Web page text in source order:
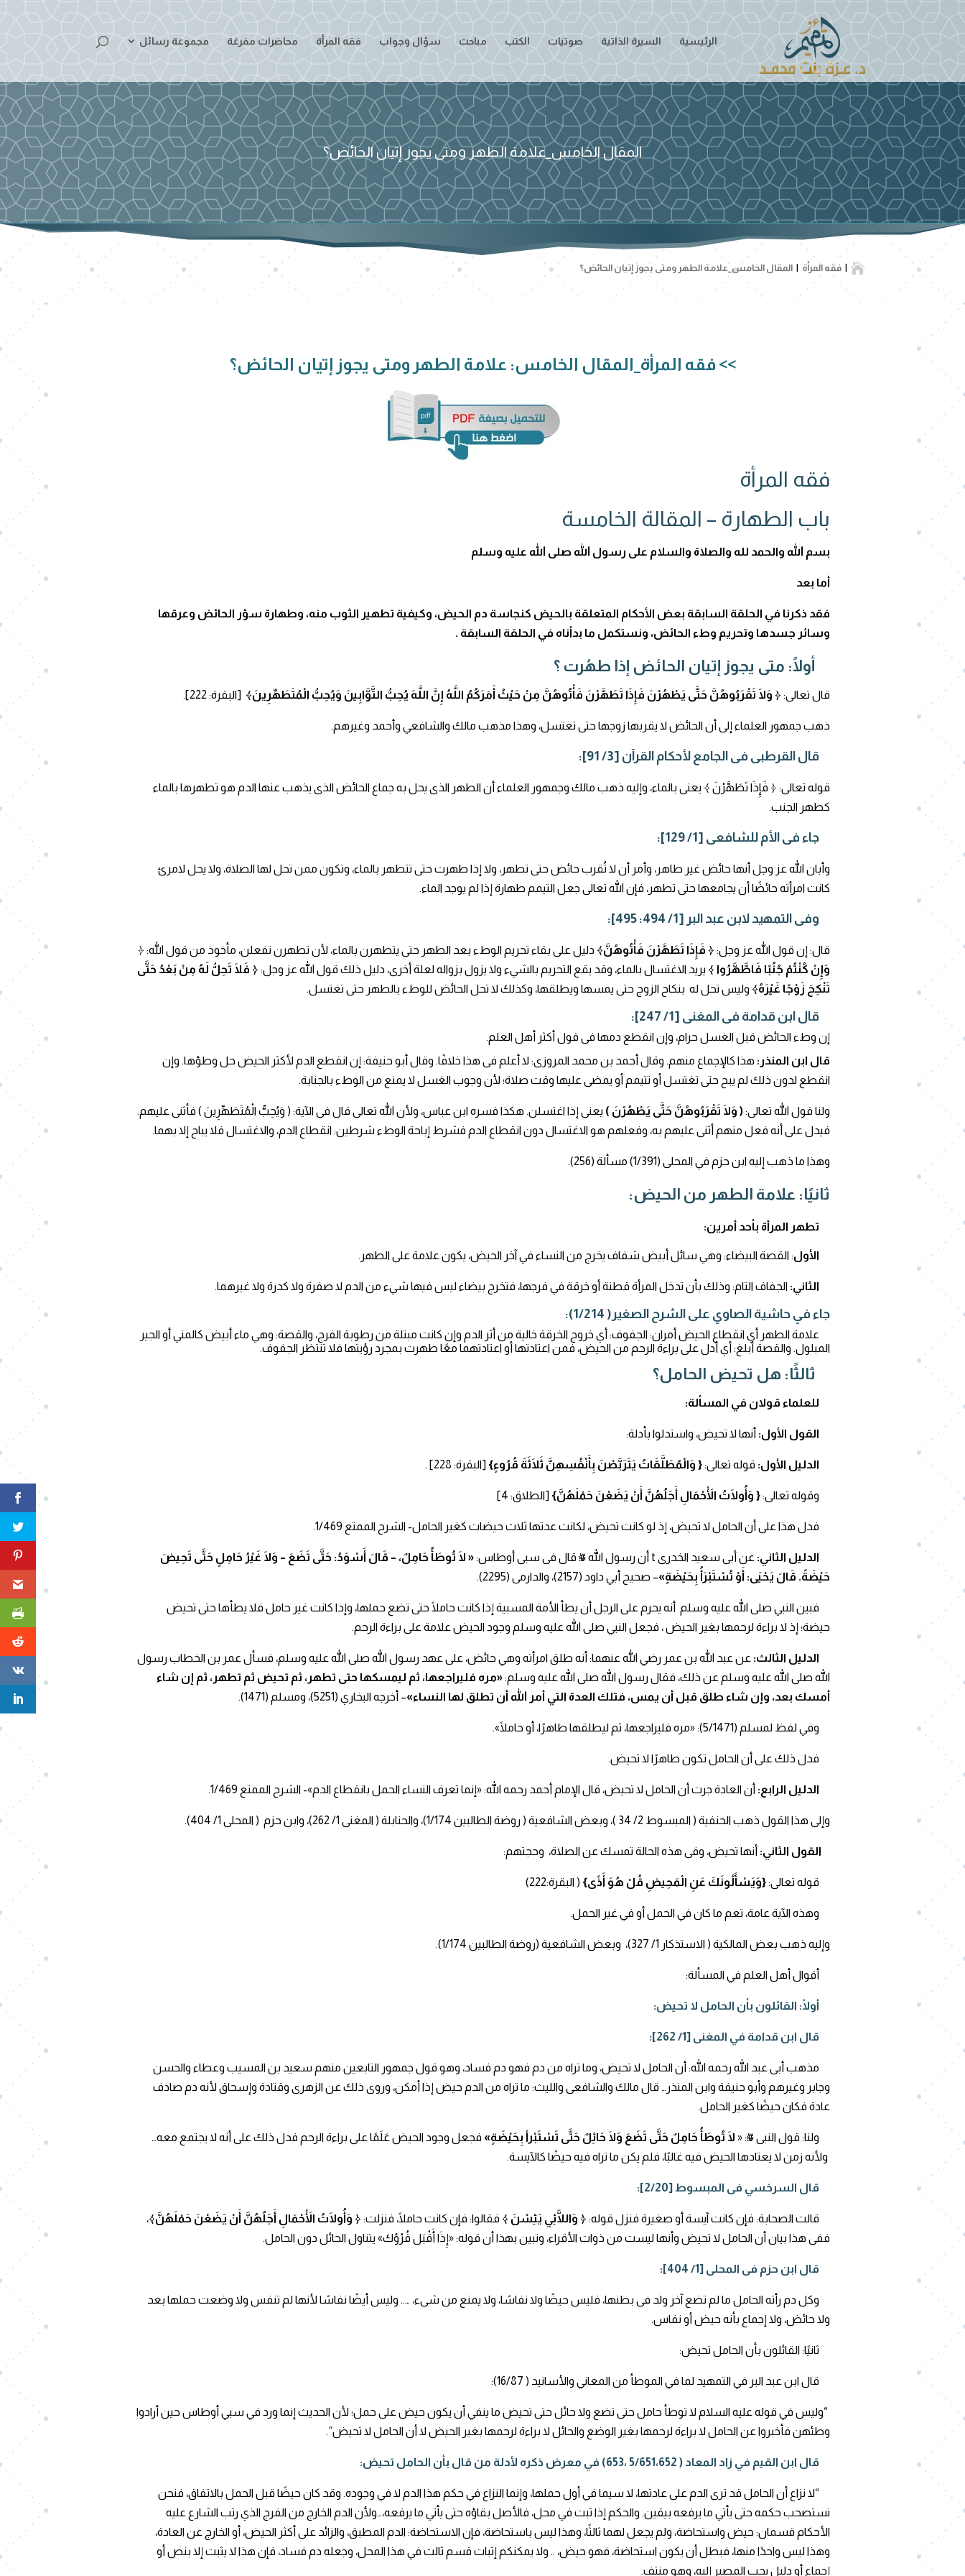
الرئيسية السيرة الذاتية صوتيات الكتب مباحث سؤال وجواب فقه المرأة محاضرات مفرغة مجموعة رسائل
المقال الخامس_علامة الطهر ومتى يجوز إتيان الحائض؟
 فقه المرأة المقال الخامس_علامة الطهر ومتى يجوز إتيان الحائض؟
>> فقه المرأة_المقال الخامس: علامة الطهر ومتى يجوز إتيان الحائض؟
فقه المرأة
باب الطهارة – المقالة الخامسة
بسم الله والحمد لله والصلاة والسلام على رسول الله صلى الله عليه وسلم
أما بعد
فقد ذكرنا في الحلقة السابقة بعض الأحكام المتعلقة بالحيض كنجاسة دم الحيض، وكيفية تطهير الثوب منه، وطهارة سؤر الحائض وعرقها
وسائر جسدها وتحريم وطء الحائض، ونستكمل ما بدأناه في الحلقة السابقة .
أولًا: متى يجوز إتيان الحائض إذا طهُرت ؟
قال تعالى:﴿ وَلَا تَقْرَبُوهُنَّ حَتَّى يَطْهُرْنَ فَإِذَا تَطَهَّرْنَ فَأْتُوهُنَّ مِنْ حَيْثُ أَمَرَكُمُ اللَّهُ إِنَّ اللَّهَ يُحِبُّ التَّوَّابِينَ وَيُحِبُّ الْمُتَطَهِّرِينَ﴾ [البقرة: 222].
ذهب جمهور العلماء إلى أن الحائض لا يقربها زوجها حتى تغتسل، وهذا مذهب مالك والشافعي وأحمد وغيرهم.
قال القرطبى فى الجامع لأحكام القرآن [3/ 91]:
قوله تعالى: ﴿ فَإِذَا تَطَهَّرْنَ ﴾ يعنى بالماء، وإليه ذهب مالك وجمهور العلماء أن الطهر الذى يحل به جماع الحائض الذى يذهب عنها الدم هو تطهرها بالماء
كطهر الجنب.
جاء فى الأم للشافعى [1/ 129]:
وأبان الله عز وجل أنها حائض غير طاهر، وأمر أن لا تُقرب حائض حتى تطهر، ولا إذا طهرت حتى تتطهر بالماء، وتكون ممن تحل لها الصلاة، ولا يحل لامرئ
كانت امرأته حائضًا أن يجامعها حتى تطهر، فإن الله تعالى جعل التيمم طهارة إذا لم يوجد الماء.
وفى التمهيد لابن عبد البر [1/ 494: 495]:
قال: إن قول الله عز وجل:﴿ فَإِذَا تَطَهَّرْنَ فَأْتُوهُنَّ﴾دليل على بقاء تحريم الوطء بعد الطهر حتى يتطهرن بالماء، لأن تطهرن تفعلن، مأخوذ من قول الله: ﴿
وَإِنْ كُنْتُمْ جُنُبًا فَاطَّهَّرُوا ﴾ يريد الاغتسال بالماء، وقد يقع التحريم بالشيء ولا يزول بزواله لعلة أخرى، دليل ذلك قول الله عز وجل:﴿ فَلَا تَحِلُّ لَهُ مِنْ بَعْدُ حَتَّى
تَنْكِحَ زَوْجًا غَيْرَهُ﴾ وليس تحل له بنكاح الزوج حتى يمسها ويطلقها، وكذلك لا تحل الحائض للوطء بالطهر حتى تغتسل.
قال ابن قدامة فى المغنى [1/ 247]:
إن وطء الحائض قبل الغسل حرام، وإن انقطع دمها فى قول أكثر أهل العلم.
قال ابن المنذر: هذا كالإجماع منهم. وقال أحمد بن محمد المروزى: لا أعلم فى هذا خلافًا. وقال أبو حنيفة: إن انقطع الدم لأكثر الحيض حل وطؤها. وإن
انقطع لدون ذلك لم يبح حتى تغتسل أو تتيمم أو يمضى عليها وقت صلاة؛ لأن وجوب الغسل لا يمنع من الوطء بالجنابة.
ولنا قول الله تعالى:( وَلَا تَقْرَبُوهُنَّ حَتَّى يَطْهُرْنَ ) يعنى إذا اغتسلن. هكذا فسره ابن عباس، ولأن الله تعالى قال فى الآية: ( وَيُحِبُّ الْمُتَطَهِّرِينَ ) فأثنى عليهم.
فيدل على أنه فعل منهم أثنى عليهم به، وفعلهم هو الاغتسال دون انقطاع الدم فشرط إباحة الوطء شرطين: انقطاع الدم، والاغتسال فلا يباح إلا بهما.
وهذا ما ذهب إليه ابن حزم في المحلى (1/391) مسألة (256).
ثانيًا: علامة الطهر من الحيض:
تطهر المرأة بأحد أمرين:
الأول: القصة البيضاء: وهي سائل أبيض شفاف يخرج من النساء في آخر الحيض، يكون علامة على الطهر.
الثاني: الجفاف التام: وذلك بأن تدخل المرأة قطنة أو خرقة في فرجها، فتخرج بيضاء ليس فيها شيء من الدم لا صفرة ولا كدرة ولا غيرهما.
جاء في حاشية الصاوي على الشرح الصغير( 1/214):
علامة الطهر أي انقطاع الحيض أمران: الجفوف: أي خروج الخرقة خالية من أثر الدم وإن كانت مبتلة من رطوبة الفرج، والقصة: وهي ماء أبيض كالمني أو الجير
المبلول. والقصة أبلغ: أي أدل على براءة الرحم من الحيض، فمن اعتادتها أو اعتادتهما معًا طهرت بمجرد رؤيتها فلا تنتظر الجفوف.
ثالثًا: هل تحيض الحامل؟
للعلماء قولان في المسألة:
القول الأول: أنها لا تحيض، واستدلوا بأدلة:
الدليل الأول: قوله تعالى:{ وَالْمُطَلَّقَاتُ يَتَرَبَّصْنَ بِأَنْفُسِهِنَّ ثَلَاثَةَ قُرُوءٍ} [البقرة: 228] .
وقوله تعالى:{ وَأُولَاتُ الْأَحْمَالِ أَجَلُهُنَّ أَنْ يَضَعْنَ حَمْلَهُنَّ} [الطلاق: 4]
فدل هذا على أن الحامل لا تحيض، إذ لو كانت تحيض، لكانت عدتها ثلاث حيضات كغير الحامل- الشرح الممتع 1/469.
الدليل الثاني: عن أبى سعيد الخدرى t أن رسول الله ﷺ قال فى سبى أوطاس:
« لَا تُوطَأُ حَامِلٌ، – قَالَ أَسْوَدُ: حَتَّى تَضَعَ – وَلَا غَيْرُ حَامِلٍ حَتَّى تَحِيضَ
حَيْضَةً. قَالَ يَحْيَى: أَوْ تُسْتَبْرَأُ بِحَيْضَةٍ»– صحيح أبي داود (2157)، والدارمى (2295).
فبين النبي صلى الله عليه وسلم أنه يحرم على الرجل أن يطأ الأمة المسبية إذا كانت حاملًا حتى تضع حملها، وإذا كانت غير حامل فلا يطأها حتى تحيض
حيضة؛ إذ لا براءة لرحمها بغير الحيض ، فجعل النبي صلى الله عليه وسلم وجود الحيض علامة على براءة الرحم.
الدليل الثالث: عن عبد الله بن عمر رضي الله عنهما: أنه طلق امرأته وهي حائض، على عهد رسول الله صلى الله عليه وسلم، فسأل عمر بن الخطاب رسول
الله صلى الله عليه وسلم عن ذلك، فقال رسول الله صلى الله عليه وسلم:«مره فليراجعها، ثم ليمسكها حتى تطهر، ثم تحيض ثم تطهر، ثم إن شاء
أمسك بعد، وإن شاء طلق قبل أن يمس، فتلك العدة التي أمر الله أن تطلق لها النساء»– أخرجه البخاري (5251)، ومسلم (1471).
وفي لفظ لمسلم (5/1471): «مره فليراجعها، ثم ليطلقها طاهرًا، أو حاملًا».
فدل ذلك على أن الحامل تكون طاهرًا لا تحيض.
الدليل الرابع: أن العادة جرت أن الحامل لا تحيض، قال الإمام أحمد رحمه الله: «إنما تعرف النساء الحمل بانقطاع الدم»- الشرح الممتع 1/469.
وإلى هذا القول ذهب الحنفية ( المبسوط 2/ 34 )، وبعض الشافعية ( روضة الطالبين 1/174)، والحنابلة ( المغنى 1/ 262)، وابن حزم ( المحلى 1/ 404).
القول الثاني: أنها تحيض، وفى هذه الحالة تمسك عن الصلاة، وحجتهم:
قوله تعالى:{وَيَسْأَلُونَكَ عَنِ الْمَحِيضِ قُلْ هُوَ أَذًى} ( البقرة:222)
وهذه الآية عامة، تعم ما كان في الحمل أو في غير الحمل.
وإليه ذهب بعض المالكية ( الاستذكار 1/ 327)، وبعض الشافعية (روضة الطالبين 1/174).
أقوال أهل العلم في المسألة:
أولًا: القائلون بأن الحامل لا تحيض:
قال ابن قدامة في المغنى [1/ 262]:
مذهب أبى عبد الله رحمه الله: أن الحامل لا تحيض، وما تراه من دم فهو دم فساد، وهو قول جمهور التابعين منهم سعيد بن المسيب وعطاء والحسن
وجابر وغيرهم وأبو حنيفة وابن المنذر… قال مالك والشافعى والليث: ما تراه من الدم حيض إذا أمكن، وروى ذلك عن الزهرى وقتادة وإسحاق لأنه دم صادف
عادة فكان حيضًا كغير الحامل.
ولنا: قول النبى ﷺ: « لَا تُوطَأُ حَامِلٌ حَتَّى تَضَعَ وَلَا حَائِلٌ حَتَّى تَسْتَبْرأ بِحَيْضَةٍ» فجعل وجود الحيض عَلَمًا على براءة الرحم فدل ذلك على أنه لا يجتمع معه…
ولأنه زمن لا يعتادها الحيض فيه غالبًا، فلم يكن ما تراه فيه حيضًا كالآيسة.
قال السرخسي فى المبسوط [2/20]:
قالت الصحابة: فإن كانت آيسة أو صغيرة فنزل قوله:﴿ وَاللَّائِي يَئِسْنَ ﴾ فقالوا: فإن كانت حاملًا، فنزلت:﴿ وَأُولَاتُ الْأَحْمَالِ أَجَلُهُنَّ أَنْ يَضَعْنَ حَمْلَهُنَّ﴾،
ففى هذا بيان أن الحامل لا تحيض وأنها ليست من ذوات الأقراء، وتبين بهذا أن قوله: «إِذَا أَقْبَل قُرْؤك» يتناول الحائل دون الحامل.
قال ابن حزم فى المحلى [1/ 404]:
وكل دم رأته الحامل ما لم تضع آخر ولد فى بطنها، فليس حيضًا ولا نفاسًا، ولا يمنع من شىء، ….. وليس أيضًا نفاسًا لأنها لم تنفس ولا وضعت حملها بعد
ولا حائض، ولا إجماع بأنه حيض أو نفاس.
ثانيًا: القائلون بأن الحامل تحيض:
قال ابن عبد البر في التمهيد لما في الموطأ من المعاني والأسانيد ( 16/87):
“وليس في قوله عليه السلام لا توطأ حامل حتى تضع ولا حائل حتى تحيض ما ينفي أن يكون حيض على حمل؛ لأن الحديث إنما ورد في سبي أوطاس حين أرادوا
وطئهن فأخبروا عن الحامل لا براءة لرحمها بغير الوضع والحائل لا براءة لرحمها بغير الحيض لا أن الحامل لا تحيض”.
قال ابن القيم في زاد المعاد ( 5/651،652 ،653) في معرض ذكره لأدلة من قال بأن الحامل تحيض:
“لا نزاع أن الحامل قد ترى الدم على عادتها، لا سيما في أول حملها، وإنما النزاع في حكم هذا الدم لا في وجوده. وقد كان حيضًا قبل الحمل بالاتفاق، فنحن
نستصحب حكمه حتى يأتي ما يرفعه بيقين. والحكم إذا ثبت في محل، فالأصل بقاؤه حتى يأتي ما يرفعه،…ولأن الدم الخارج من الفرج الذي رتب الشارع عليه
الأحكام قسمان: حيض واستحاضة، ولم يجعل لهما ثالثًا، وهذا ليس باستحاضة، فإن الاستحاضة: الدم المطبق، والزائد على أكثر الحيض، أو الخارج عن العادة،
وهذا ليس واحدًا منها، فبطل أن يكون استحاضة، فهو حيض، .. ولا يمكنكم إثبات قسم ثالث في هذا المحل، وجعله دم فساد، فإن هذا لا يثبت إلا بنص أو
إجماع أو دليل يجب المصير إليه، وهو منتف.